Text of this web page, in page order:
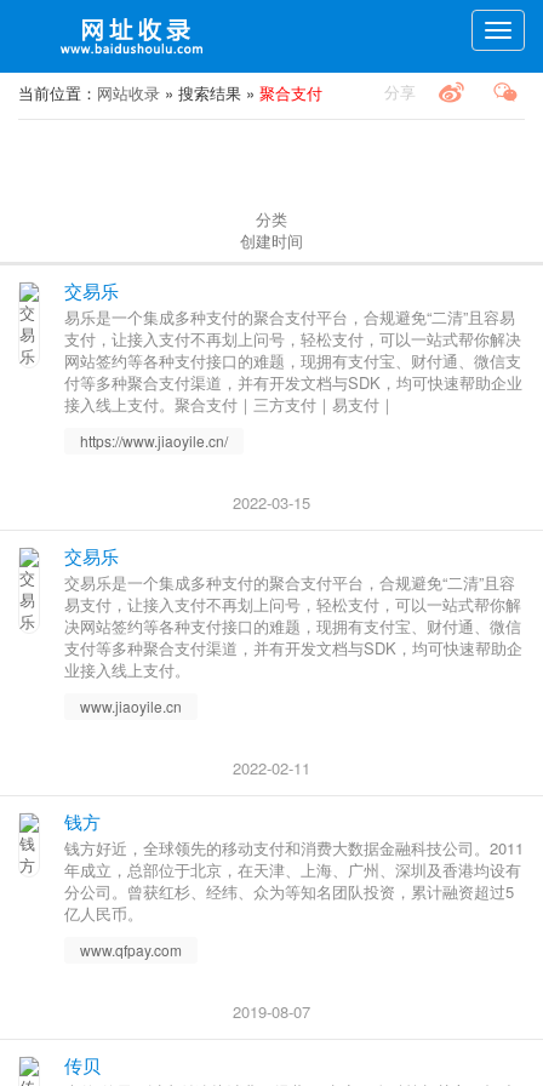
Toggle
分享
当前位置： 网站收录 » 搜索结果 » 聚合支付
分类
创建时间
交易乐
易乐是一个集成多种支付的聚合支付平台，合规避免“二清”且容易
支付，让接入支付不再划上问号，轻松支付，可以一站式帮你解决
网站签约等各种支付接口的难题，现拥有支付宝、财付通、微信支
付等多种聚合支付渠道，并有开发文档与SDK，均可快速帮助企业
接入线上支付。聚合支付｜三方支付｜易支付｜
https://www.jiaoyile.cn/
2022-03-15
交易乐
交易乐是一个集成多种支付的聚合支付平台，合规避免“二清”且容
易支付，让接入支付不再划上问号，轻松支付，可以一站式帮你解
决网站签约等各种支付接口的难题，现拥有支付宝、财付通、微信
支付等多种聚合支付渠道，并有开发文档与SDK，均可快速帮助企
业接入线上支付。
www.jiaoyile.cn
2022-02-11
钱方
钱方好近，全球领先的移动支付和消费大数据金融科技公司。2011
年成立，总部位于北京，在天津、上海、广州、深圳及香港均设有
分公司。曾获红杉、经纬、众为等知名团队投资，累计融资超过5
亿人民币。
www.qfpay.com
2019-08-07
传贝